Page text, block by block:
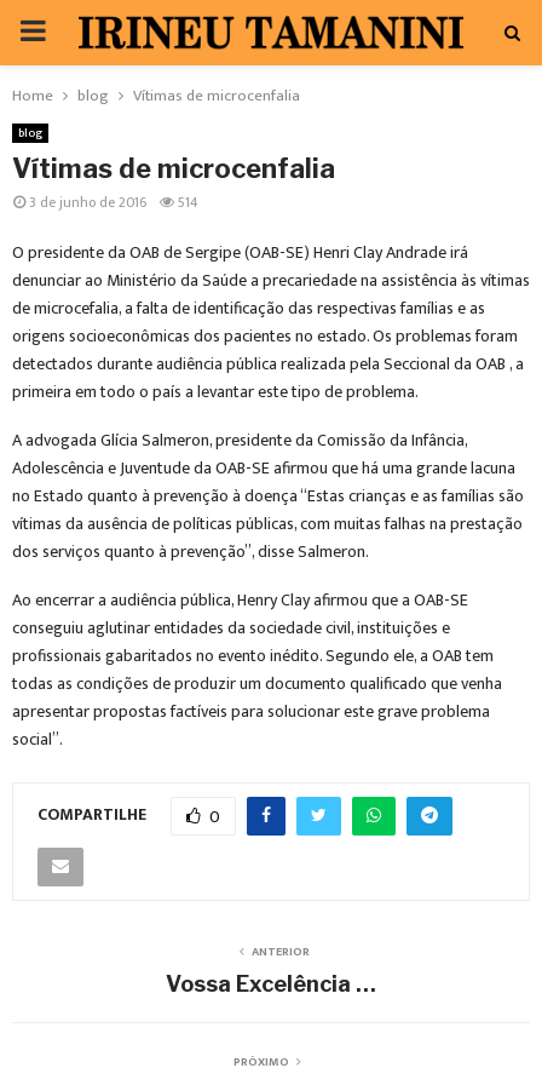
PRIMARY
MENU
Home blog Vítimas de microcenfalia
blog
Vítimas de microcenfalia
3 de junho de 2016 514
O presidente da OAB de Sergipe (OAB-SE) Henri Clay Andrade irá
denunciar ao Ministério da Saúde a precariedade na assistência às vítimas
de microcefalia, a falta de identificação das respectivas famílias e as
origens socioeconômicas dos pacientes no estado. Os problemas foram
detectados durante audiência pública realizada pela Seccional da OAB , a
primeira em todo o país a levantar este tipo de problema.
A advogada Glícia Salmeron, presidente da Comissão da Infância,
Adolescência e Juventude da OAB-SE afirmou que há uma grande lacuna
no Estado quanto à prevenção à doença “Estas crianças e as famílias são
vítimas da ausência de políticas públicas, com muitas falhas na prestação
dos serviços quanto à prevenção”, disse Salmeron.
Ao encerrar a audiência pública, Henry Clay afirmou que a OAB-SE
conseguiu aglutinar entidades da sociedade civil, instituições e
profissionais gabaritados no evento inédito. Segundo ele, a OAB tem
todas as condições de produzir um documento qualificado que venha
apresentar propostas factíveis para solucionar este grave problema
social”.
COMPARTILHE 0
ANTERIOR
Vossa Excelência …
PRÓXIMO